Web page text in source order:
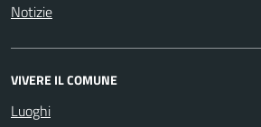
Notizie
VIVERE IL COMUNE
Luoghi